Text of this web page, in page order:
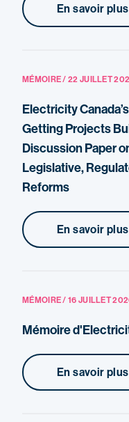
En savoir plus
MÉMOIRE / 22 JUILLET
Electricity
Getting Projects
Discussion Paper
Legislative,
Reforms
En savoir plus
MÉMOIRE / 16 JUILLET
Mémoire
En savoir plus